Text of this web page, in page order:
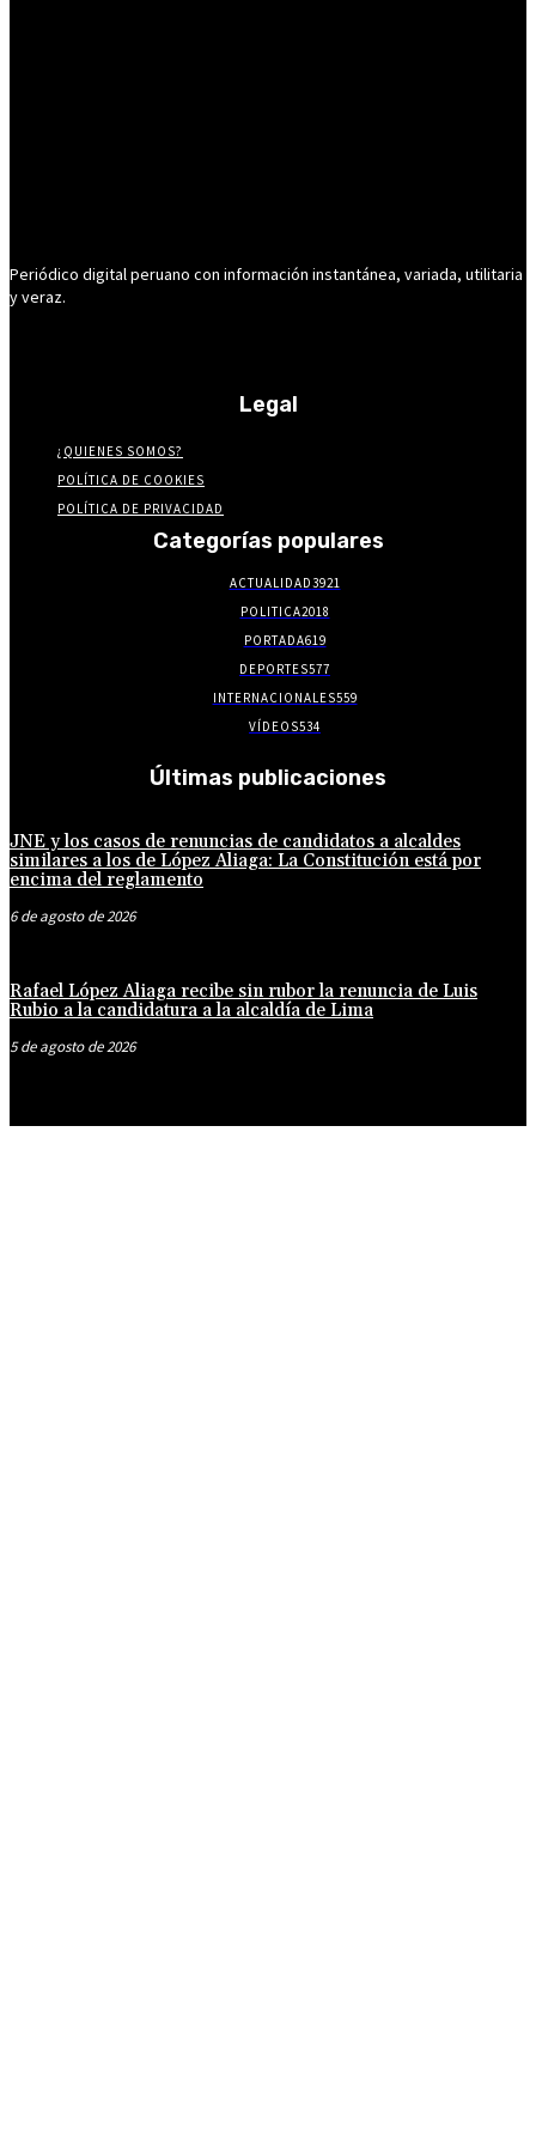
Periódico digital peruano con información instantánea, variada, utilitaria
y veraz.
Legal
¿QUIENES SOMOS?
POLÍTICA DE COOKIES
POLÍTICA DE PRIVACIDAD
Categorías populares
ACTUALIDAD3921
POLITICA2018
PORTADA619
DEPORTES577
INTERNACIONALES559
VÍDEOS534
Últimas publicaciones
JNE y los casos de renuncias de candidatos a alcaldes
similares a los de López Aliaga: La Constitución está por
encima del reglamento
6 de agosto de 2026
Rafael López Aliaga recibe sin rubor la renuncia de Luis
Rubio a la candidatura a la alcaldía de Lima
5 de agosto de 2026